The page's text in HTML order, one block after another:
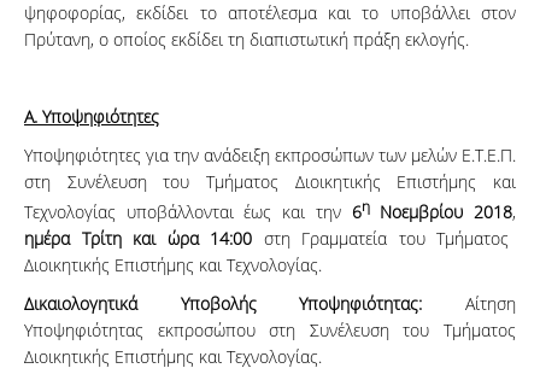
ψηφοφορίας, εκδίδει το αποτέλεσμα και το υποβάλλει στον
Πρύτανη, ο οποίος εκδίδει τη διαπιστωτική πράξη εκλογής.
Α. Υποψηφιότητες
Υποψηφιότητες για την ανάδειξη εκπροσώπων των μελών Ε.Τ.Ε.Π.
στη Συνέλευση του Τμήματος Διοικητικής Επιστήμης και
Τεχνολογίας υποβάλλονται έως και την 6ηΝοεμβρίου 2018,
ημέρα Τρίτη και ώρα 14:00 στη Γραμματεία του Τμήματος
Διοικητικής Επιστήμης και Τεχνολογίας.
Δικαιολογητικά Υποβολής Υποψηφιότητας: Αίτηση
Υποψηφιότητας εκπροσώπου στη Συνέλευση του Τμήματος
Διοικητικής Επιστήμης και Τεχνολογίας.